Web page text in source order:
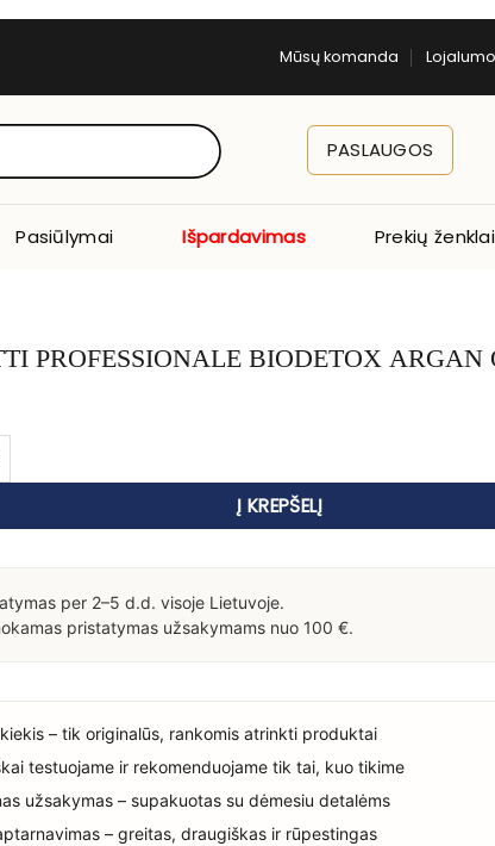
Mūsų komanda
PASLAUGOS
Pasiūlymai Išpardavimas Prekių ženklai
PROFESSIONALE BIODETOX ARGAN
DONATTI PROFESSIONALE BIODETOX ARGAN OIL 120 ml
Į KREPŠELĮ
per 2–5 d.d. visoje Lietuvoje.
pristatymas užsakymams nuo 100 €.
– tik originalūs, rankomis atrinkti produktai
testuojame ir rekomenduojame tik tai, kuo tikime
užsakymas – supakuotas su dėmesiu detalėms
– greitas, draugiškas ir rūpestingas